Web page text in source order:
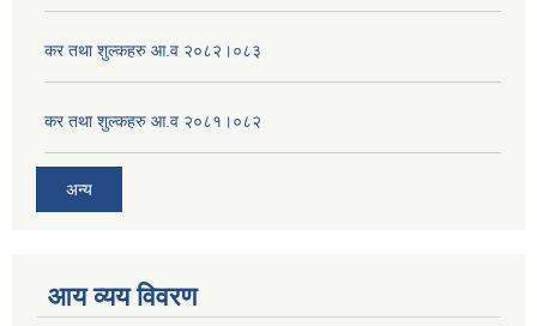
कर तथा शुल्कहरु आ.व २०८२।०८३
कर तथा शुल्कहरु आ.व २०८१।०८२
अन्य
आय व्यय विवरण